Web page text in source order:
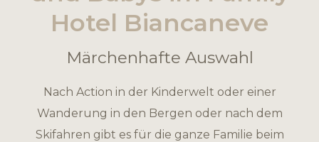
Hotel Biancaneve
Märchenhafte Auswahl
Nach Action in der Kinderwelt oder einer
Wanderung in den Bergen oder nach dem
Skifahren gibt es für die ganze Familie beim